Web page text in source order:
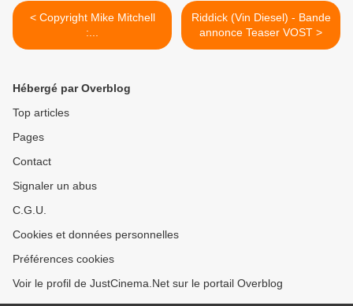
< Copyright Mike Mitchell
:...
Riddick (Vin Diesel) - Bande
annonce Teaser VOST >
Hébergé par Overblog
Top articles
Pages
Contact
Signaler un abus
C.G.U.
Cookies et données personnelles
Préférences cookies
Voir le profil de JustCinema.Net sur le portail Overblog